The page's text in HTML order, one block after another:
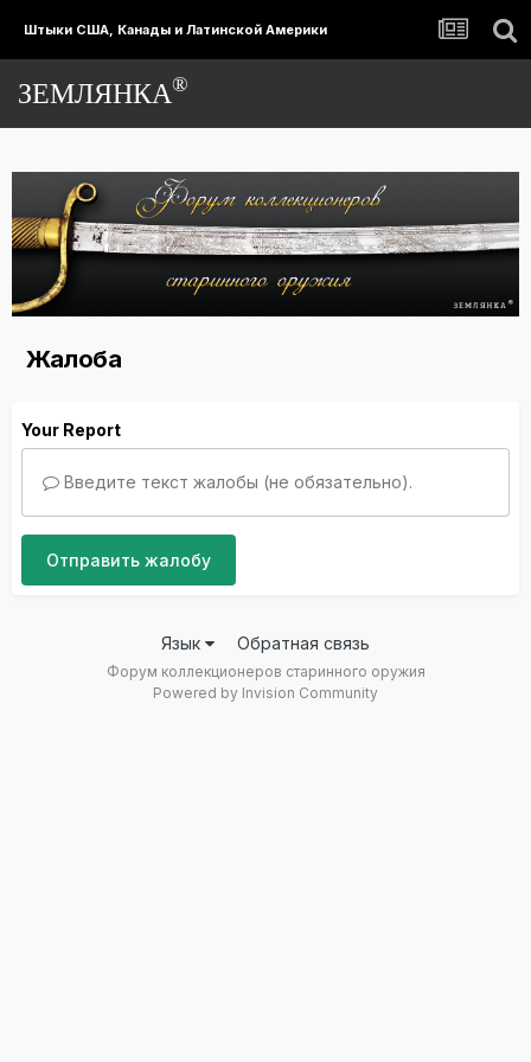
Штыки США, Канады и Латинской Америки
ЗЕМЛЯНКА®
Жалоба
Your Report
Введите текст жалобы (не обязательно).
Отправить жалобу
Язык Обратная связь
Форум коллекционеров старинного оружия
Powered by Invision Community